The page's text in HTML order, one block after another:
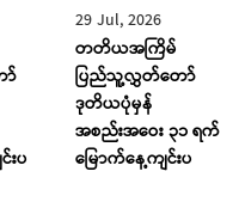
းပ
29 Jul, 2026
တတိယအကြိမ်
ပြည်သူ့လွှတ်တော်
ဒုတိယပုံမှန်
အစည်းအဝေး ၃၁ ရက်
မြောက်နေ့ကျင်းပ